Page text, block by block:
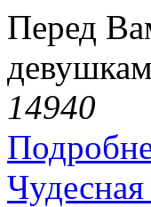
Перед
14940